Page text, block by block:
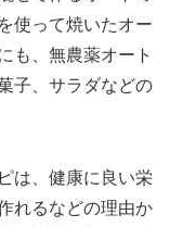
使って焼いたオー
も、無農薬オート
子、サラダなどの
は、健康に良い栄
れるなどの理由か